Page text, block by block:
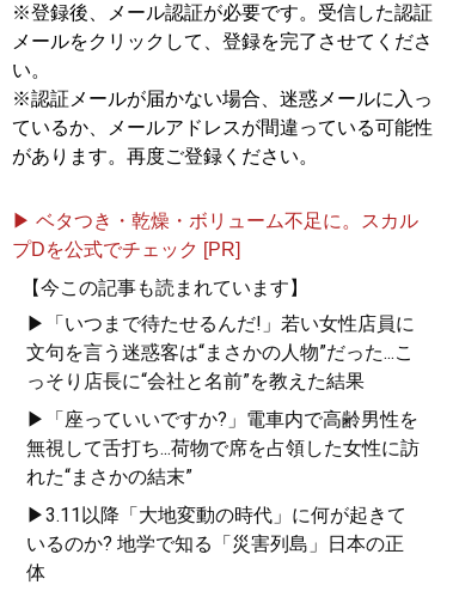
※登録後、メール認証が必要です。受信した認証
メールをクリックして、登録を完了させてくださ
い。
※認証メールが届かない場合、迷惑メールに入っ
ているか、メールアドレスが間違っている可能性
があります。再度ご登録ください。
▶ ベタつき・乾燥・ボリューム不足に。スカル
プDを公式でチェック [PR]
【今この記事も読まれています】
▶「いつまで待たせるんだ!」若い女性店員に
文句を言う迷惑客は“まさかの人物”だった...こ
っそり店長に“会社と名前”を教えた結果
▶「座っていいですか?」電車内で高齢男性を
無視して舌打ち...荷物で席を占領した女性に訪
れた“まさかの結末”
▶3.11以降「大地変動の時代」に何が起きて
いるのか? 地学で知る「災害列島」日本の正
体